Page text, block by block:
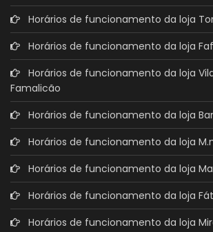
Horários de funcionamento da loja
Horários de funcionamento da loja
Horários de funcionamento da loja
Famalicão
Horários de funcionamento da loja
Horários de funcionamento da loja
Horários de funcionamento da loja
Horários de funcionamento da loja
Horários de funcionamento da loja